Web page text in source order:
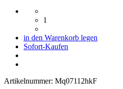
1
in den Warenkorb legen
Sofort-Kaufen
Artikelnummer: Mq07112hkF